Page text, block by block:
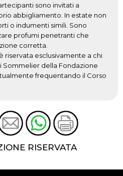
sono invitati a
abbigliamento. In estate non
o indumenti simili. Sono
profumi penetranti che
corretta.
riservata esclusivamente a chi
Sommelier della Fondazione
frequentando il Corso
RISERVATA